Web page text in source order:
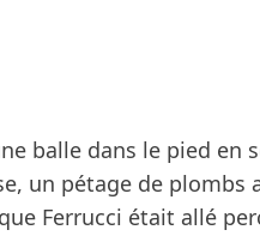
balle dans le pied en
un pétage de plombs
Ferrucci était allé